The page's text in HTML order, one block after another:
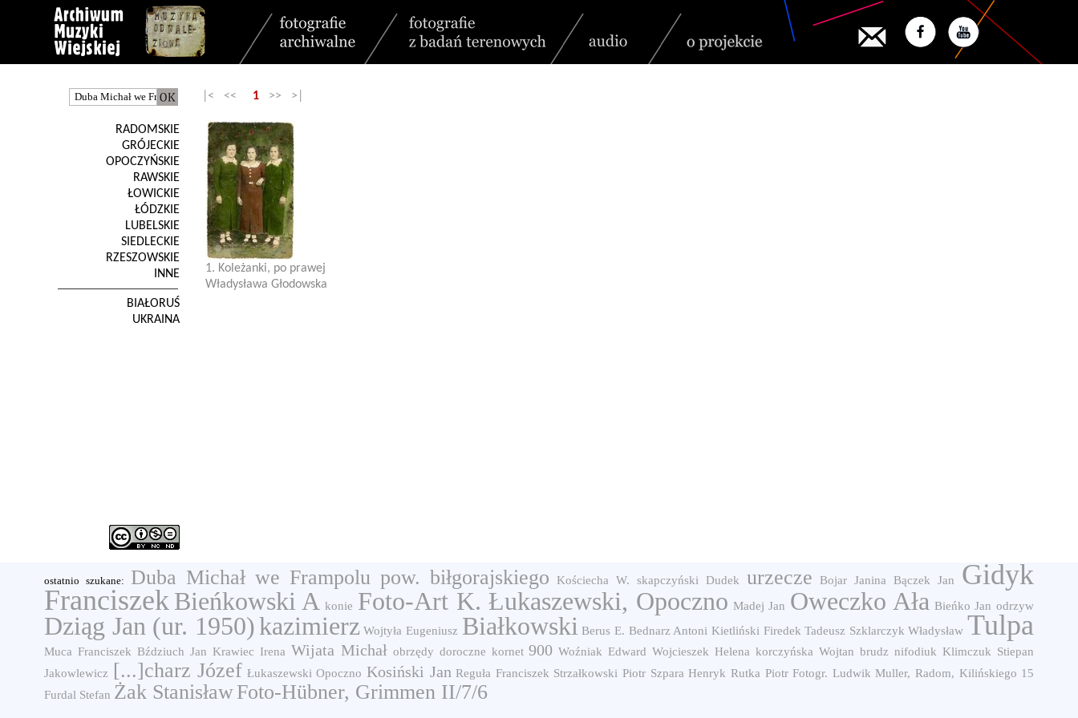
RADOMSKIE
GRÓJECKIE
OPOCZYŃSKIE
RAWSKIE
ŁOWICKIE
ŁÓDZKIE
LUBELSKIE
SIEDLECKIE
RZESZOWSKIE
INNE
BIAŁORUŚ
UKRAINA
|< << 1 >> >|
1. Koleżanki, po prawej
Władysława Głodowska
ostatnio szukane: Duba Michał we Frampolu pow. biłgorajskiego Kościecha W. skapczyński Dudek urzecze Bojar Janina Bączek Jan
Gidyk
FranciszekBieńkowski A konie Foto-Art K. Łukaszewski, Opoczno Madej Jan Oweczko Ała Bieńko Jan odrzyw
Dziąg Jan (ur. 1950)kazimierz Wojtyła Eugeniusz Białkowski Berus E. Bednarz Antoni Kietliński Firedek Tadeusz Szklarczyk Władysław Tulpa
Muca Franciszek Bździuch Jan Krawiec Irena Wijata Michał obrzędy doroczne kornet 900 Woźniak Edward Wojcieszek Helena korczyńska Wojtan brudz nifodiuk Klimczuk Stiepan
Jakowlewicz [...]charz Józef Łukaszewski Opoczno Kosiński Jan Reguła Franciszek Strzałkowski Piotr Szpara Henryk Rutka Piotr Fotogr. Ludwik Muller, Radom, Kilińskiego 15
Furdal Stefan Żak StanisławFoto-Hübner, Grimmen II/7/6